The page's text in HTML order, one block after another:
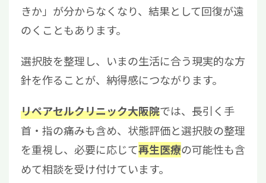
きか」が分からなくなり、結果として回復が遠
のくこともあります。
選択肢を整理し、いまの生活に合う現実的な方
針を作ることが、納得感につながります。
リペアセルクリニック大阪院では、長引く手
首・指の痛みも含め、状態評価と選択肢の整理
を重視し、必要に応じて再生医療の可能性も含
めて相談を受け付けています。